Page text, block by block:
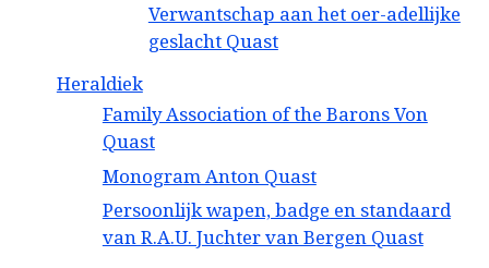
Verwantschap aan het oer-adellijke
geslacht Quast
Heraldiek
Family Association of the Barons Von
Quast
Monogram Anton Quast
Persoonlijk wapen, badge en standaard
van R.A.U. Juchter van Bergen Quast